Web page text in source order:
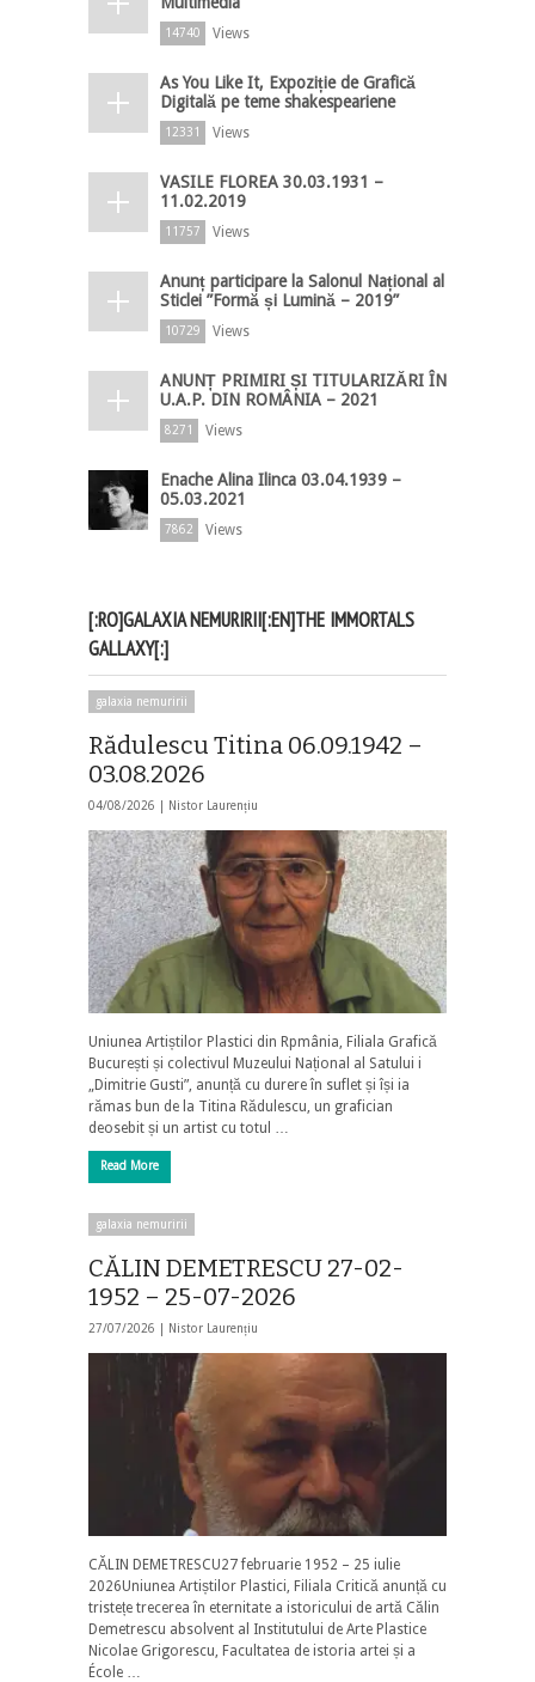
14740 Views
As You Like It, Expoziție de Grafică
Digitală pe teme shakespeariene
12331 Views
VASILE FLOREA 30.03.1931 –
11.02.2019
11757 Views
Anunț participare la Salonul Național al
Sticlei ”Formă și Lumină – 2019”
10729 Views
ANUNȚ PRIMIRI ȘI TITULARIZĂRI ÎN
U.A.P. DIN ROMÂNIA – 2021
8271 Views
Enache Alina Ilinca 03.04.1939 –
05.03.2021
7862 Views
[:RO]GALAXIA NEMURIRII[:EN]THE IMMORTALS
GALLAXY[:]
galaxia nemuririi
Rădulescu Titina 06.09.1942 –
03.08.2026
04/08/2026 | Nistor Laurențiu
Uniunea Artiștilor Plastici din Rpmânia, Filiala Grafică
București și colectivul Muzeului Național al Satului i
„Dimitrie Gusti”, anunță cu durere în suflet și își ia
rămas bun de la Titina Rădulescu, un grafician
deosebit și un artist cu totul …
Read More
galaxia nemuririi
CĂLIN DEMETRESCU 27-02-
1952 – 25-07-2026
27/07/2026 | Nistor Laurențiu
CĂLIN DEMETRESCU27 februarie 1952 – 25 iulie
2026Uniunea Artiștilor Plastici, Filiala Critică anunță cu
tristețe trecerea în eternitate a istoricului de artă Călin
Demetrescu absolvent al Institutului de Arte Plastice
Nicolae Grigorescu, Facultatea de istoria artei și a
École …